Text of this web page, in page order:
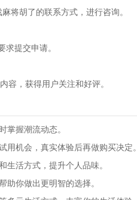
将胡了的联系方式，进行咨询。
求提交申请。
容，获得用户关注和好评。
掌握潮流动态。
机会，真实体验后再做购买决定。
生活方式，提升个人品味。
助你做出更明智的选择。